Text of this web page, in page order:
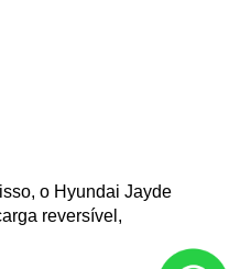
o Hyundai Jayde
reversível,